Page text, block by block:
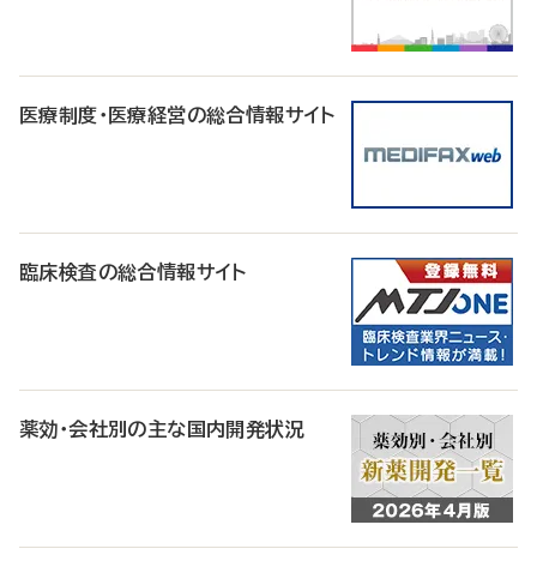
医療制度・医療経営の総合情報サイト
臨床検査の総合情報サイト
薬効・会社別の主な国内開発状況